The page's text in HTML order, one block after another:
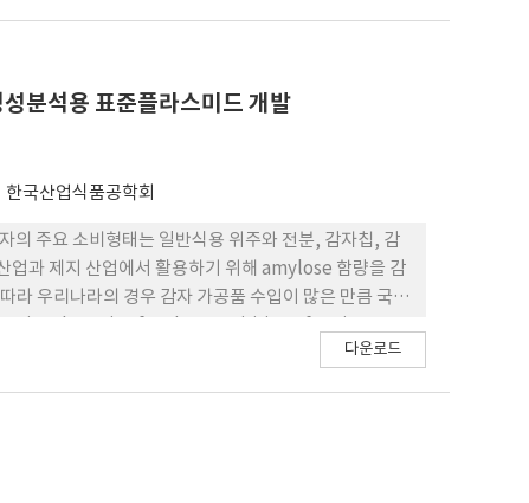
아용조제식 4.8%, 성장기용조제식 2.7%로 확인하였
용조제분유 9건, 영아용조제식 2건, 성장기용조 제식 8
분석용 표준플라스미드 개발
한국산업식품공학회
의 주요 소비형태는 일반식용 위주와 전분, 감자칩, 감
업과 제지 산업에서 활용하기 위해 amylose 함량을 감
우리나라의 경우 감자 가공품 수입이 많은 만큼 국내
트가 개발되었다. 이 중 우리나라는 식품의약품안전
와 probes를 이용하여 Applied Biosystems ViiA7
하기 위해 플라스미드를 100,000 - 10 copies까지 희
다운로드